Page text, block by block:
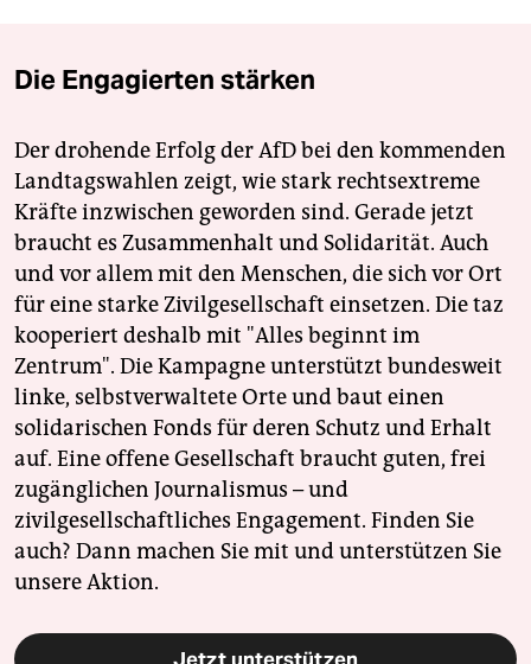
Die Engagierten stärken
Der drohende Erfolg der AfD bei den kommenden
Landtagswahlen zeigt, wie stark rechtsextreme
Kräfte inzwischen geworden sind. Gerade jetzt
braucht es Zusammenhalt und Solidarität. Auch
und vor allem mit den Menschen, die sich vor Ort
für eine starke Zivilgesellschaft einsetzen. Die taz
kooperiert deshalb mit "Alles beginnt im
Zentrum". Die Kampagne unterstützt bundesweit
linke, selbstverwaltete Orte und baut einen
solidarischen Fonds für deren Schutz und Erhalt
auf. Eine offene Gesellschaft braucht guten, frei
zugänglichen Journalismus – und
zivilgesellschaftliches Engagement. Finden Sie
auch? Dann machen Sie mit und unterstützen Sie
unsere Aktion.